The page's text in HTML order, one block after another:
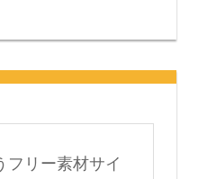
フリー素材サイ